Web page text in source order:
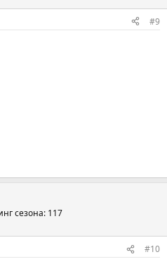
#9
сезона: 117
#10